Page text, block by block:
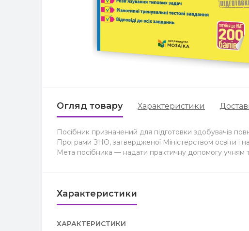
Огляд товару Характеристики
Посібник призначений для підготовки здобувачів
Програми ЗНО, затвердженої Міністерством освіти і
Мета посібника — надати практичну допомогу учням
Характеристики
ХАРАКТЕРИСТИКИ